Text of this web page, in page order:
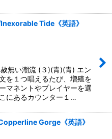
Tide《英語》
無い潮流 (３)(青)(青) エン
を１つ唱えるたび、増殖を
マネントやプレイヤーを選
にあるカウンター１…
Gorge《英語》